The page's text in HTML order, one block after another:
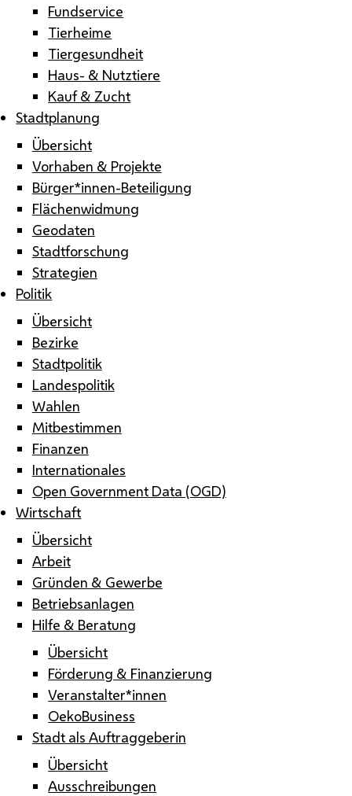
Fundservice
Tierheime
Tiergesundheit
Haus- & Nutztiere
Kauf & Zucht
Stadtplanung
Übersicht
Vorhaben & Projekte
Bürger*innen-Beteiligung
Flächenwidmung
Geodaten
Stadtforschung
Strategien
Politik
Übersicht
Bezirke
Stadtpolitik
Landespolitik
Wahlen
Mitbestimmen
Finanzen
Internationales
Open Government Data (OGD)
Wirtschaft
Übersicht
Arbeit
Gründen & Gewerbe
Betriebsanlagen
Hilfe & Beratung
Übersicht
Förderung & Finanzierung
Veranstalter*innen
OekoBusiness
Stadt als Auftraggeberin
Übersicht
Ausschreibungen